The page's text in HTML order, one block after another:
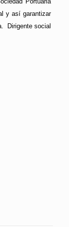
y así garantizar
Dirigente social